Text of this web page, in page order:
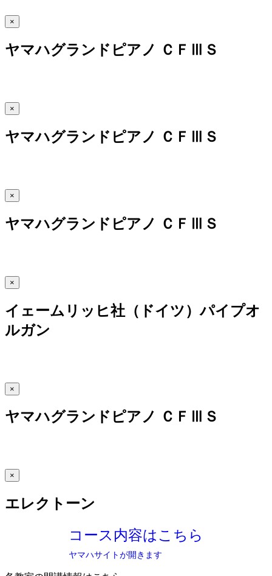
×
ヤマハグランドピアノ ＣＦⅢＳ
×
ヤマハグランドピアノ ＣＦⅢＳ
×
ヤマハグランドピアノ ＣＦⅢＳ
×
イェームリッヒ社（ドイツ）パイプオ
ルガン
×
ヤマハグランドピアノ ＣＦⅢＳ
×
エレクトーン
コース内容はこちら
ヤマハサイトが開きます